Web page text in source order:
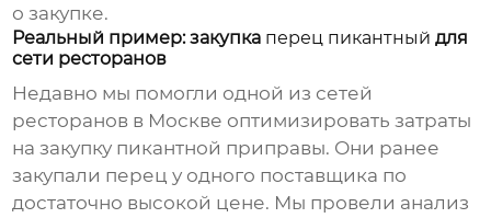
о закупке.
Реальный пример: закупка перец пикантный для
сети ресторанов
Недавно мы помогли одной из сетей
ресторанов в Москве оптимизировать затраты
на закупку пикантной приправы. Они ранее
закупали перец у одного поставщика по
достаточно высокой цене. Мы провели анализ